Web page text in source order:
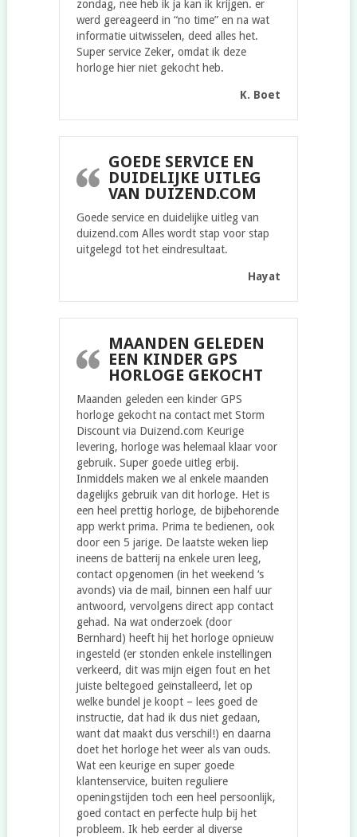
zondag, nee heb ik ja kan ik krijgen. er
werd gereageerd in “no time” en na wat
informatie uitwisselen, deed alles het.
Super service Zeker, omdat ik deze
horloge hier niet gekocht heb.
K. Boet
GOEDE SERVICE EN
DUIDELIJKE UITLEG
VAN DUIZEND.COM
Goede service en duidelijke uitleg van
duizend.com Alles wordt stap voor stap
uitgelegd tot het eindresultaat.
Hayat
MAANDEN GELEDEN
EEN KINDER GPS
HORLOGE GEKOCHT
Maanden geleden een kinder GPS
horloge gekocht na contact met Storm
Discount via Duizend.com Keurige
levering, horloge was helemaal klaar voor
gebruik. Super goede uitleg erbij.
Inmiddels maken we al enkele maanden
dagelijks gebruik van dit horloge. Het is
een heel prettig horloge, de bijbehorende
app werkt prima. Prima te bedienen, ook
door een 5 jarige. De laatste weken liep
ineens de batterij na enkele uren leeg,
contact opgenomen (in het weekend ‘s
avonds) via de mail, binnen een half uur
antwoord, vervolgens direct app contact
gehad. Na wat onderzoek (door
Bernhard) heeft hij het horloge opnieuw
ingesteld (er stonden enkele instellingen
verkeerd, dit was mijn eigen fout en het
juiste beltegoed geïnstalleerd, let op
welke bundel je koopt – lees goed de
instructie, dat had ik dus niet gedaan,
want dat maakt dus verschil!) en daarna
doet het horloge het weer als van ouds.
Wat een keurige en super goede
klantenservice, buiten reguliere
openingstijden toch een heel persoonlijk,
goed contact en perfecte hulp bij het
probleem. Ik heb eerder al diverse